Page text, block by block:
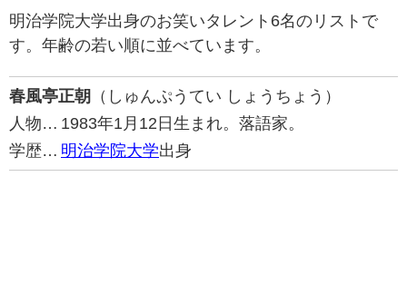
明治学院大学出身のお笑いタレント6名のリストで
す。年齢の若い順に並べています。
春風亭正朝 （しゅんぷうてい しょうちょう）
人物… 1983年1月12日生まれ。落語家。
学歴… 明治学院大学出身